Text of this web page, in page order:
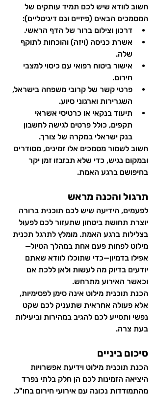
חשוב לוודא שיש לכם תמיד עותקים של
המסמכים הבאים (פיזיים וגם דיגיטליים):
דרכון וצילום ברור של הדף הראשי.
אשרת כניסה (ויזה) והוכחות לתוקף
שלה.
אישור ביטוח רפואי עם כיסוי למצבי
חירום.
פרטי קשר של קרובי משפחה בישראל,
השגרירות וארגוני סיוע.
תיעוד בנקאי או כרטיסי אשראי
תקפים, כולל פרטים לגישה לחשבון
בנק ישראלי במקרה של צורך.
חשוב לשמור מסמכים אלו זמינים, מסודרים
ובמקום נגיש, כדי שלא תבזבזו זמן יקר
בחיפושם ברגע האמת.
תרגול והכנה מראש
לפעמים, הידיעה שיש לכם תוכנית ברורה
יוצרת תחושת ביטחון שתעזור לכם לפעול
בצלילות ברגע האמת. מומלץ לתרגל תכנית
מילוט לפחות פעם אחת במהלך הטיול—
אפילו בדמיון—כדי שתוכלו לוודא שאתם
יודעים בדיוק מה לעשות ולאן ללכת אם
וכאשר האירוע מתרחש.
הכנת תוכנית מילוט אינה סימן לפסימיות,
אלא פעולה אחראית שתעניק לכם שקט
נפשי ותסייע לכם להגיב במהירות וביעילות
בעת צרה.
סיכום ביניים
הכנת תוכנית מילוט וידיעת אפשרויות
היציאה הזמינות לכם הן חלק בלתי נפרד
מהתמודדות נכונה עם אירועי חירום בחו"ל.